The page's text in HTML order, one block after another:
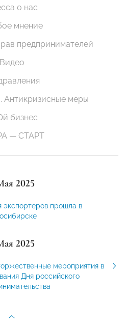
о нас
мнение
предпринимателей
Видео
меры
бизнес
— СТАРТ
2025
экспортеров прошла в
2025
мероприятия в
Дня российского